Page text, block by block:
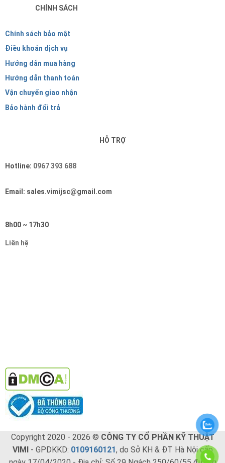
CHÍNH SÁCH
Chính sách bảo mật
Điều khoản dịch vụ
Hướng dẫn mua hàng
Hướng dẫn thanh toán
Vận chuyển giao nhận
Bảo hành đổi trả
HỖ TRỢ
Hotline: 0967 393 688
Email: sales.vimijsc@gmail.com
8h00 ~ 17h30
Liên hệ
Copyright 2020 - 2026 © CÔNG TY CỔ PHẦN KỸ THUẬT
VIMI- GPDKKD: 0109160121, do Sở KH & ĐT Hà Nội cấp